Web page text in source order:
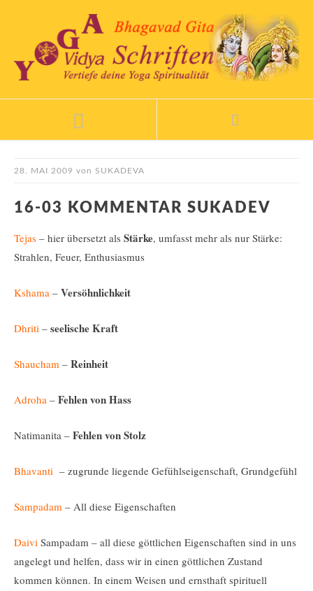
28. MAI 2009 von SUKADEVA
16-03 KOMMENTAR SUKADEV
Tejas – hier übersetzt als Stärke, umfasst mehr als nur Stärke:
Strahlen, Feuer, Enthusiasmus
Kshama – Versöhnlichkeit
Dhriti – seelische Kraft
Shaucham – Reinheit
Adroha – Fehlen von Hass
Natimanita – Fehlen von Stolz
Bhavanti – zugrunde liegende Gefühlseigenschaft, Grundgefühl
Sampadam – All diese Eigenschaften
Daivi Sampadam – all diese göttlichen Eigenschaften sind in uns
angelegt und helfen, dass wir in einen göttlichen Zustand
kommen können. In einem Weisen und ernsthaft spirituell